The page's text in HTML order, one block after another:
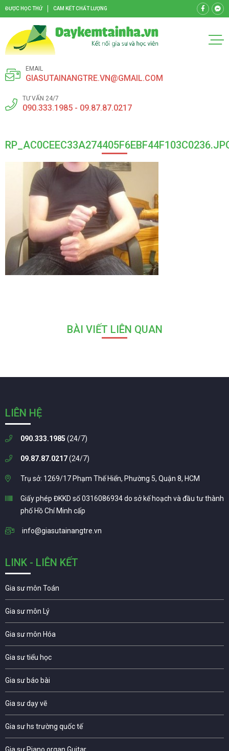
ĐƯỢC HỌC THỬ CAM KẾT CHẤT LƯỢNG
EMAIL
GIASUTAINANGTRE.VN@GMAIL.COM
TƯ VẤN 24/7
090.333.1985 - 09.87.87.0217
BÀI VIẾT LIÊN QUAN
LIÊN HỆ
090.333.1985 (24/7)
09.87.87.0217(24/7)
Trụ sở: 1269/17 Phạm Thế Hiển, Phường 5, Quận 8, HCM
Giấy phép ĐKKD số 0316086934 do sở kế hoạch và đầu tư thành
phố Hồ Chí Minh cấp
info@giasutainangtre.vn
LINK - LIÊN KẾT
Gia sư môn Toán
Gia sư môn Lý
Gia sư môn Hóa
Gia sư tiểu học
Gia sư báo bài
Gia sư dạy vẽ
Gia sư hs trường quốc tế